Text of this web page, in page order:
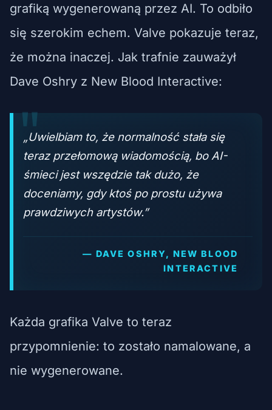
grafiką wygenerowaną przez AI. To odbiło
się szerokim echem. Valve pokazuje teraz,
że można inaczej. Jak trafnie zauważył
Dave Oshry z New Blood Interactive:
„Uwielbiam to, że normalność stała się
teraz przełomową wiadomością, bo AI-
śmieci jest wszędzie tak dużo, że
doceniamy, gdy ktoś po prostu używa
prawdziwych artystów.”
— DAVE OSHRY, NEW BLOOD
INTERACTIVE
Każda grafika Valve to teraz
przypomnienie: to zostało namalowane, a
nie wygenerowane.